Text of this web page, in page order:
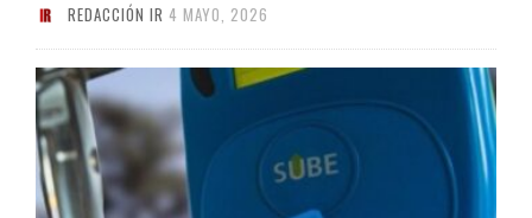
REDACCIÓN IR 4 MAYO, 2026